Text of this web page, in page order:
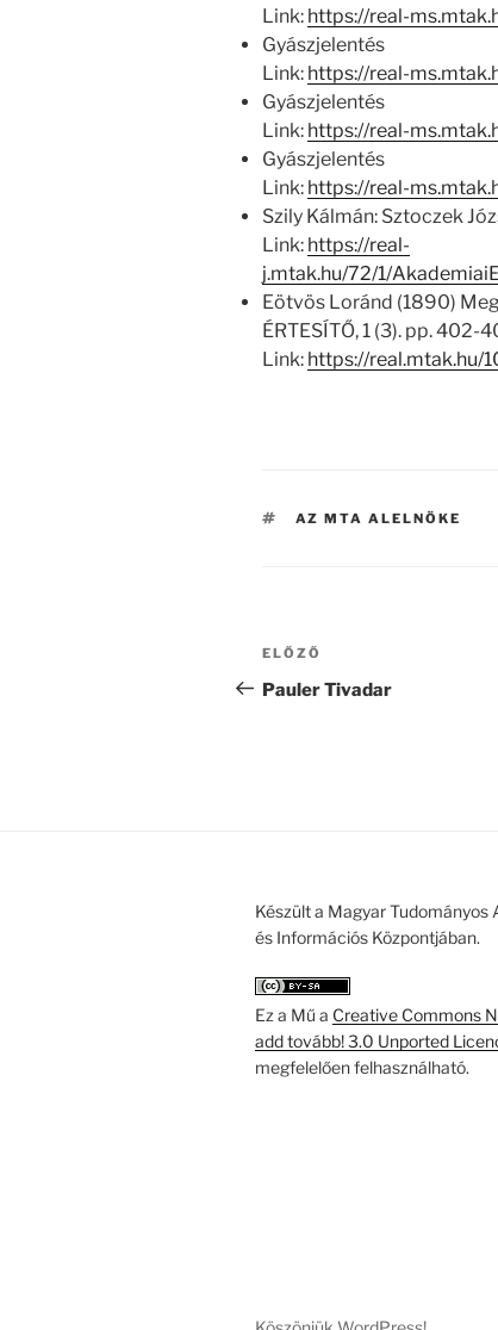
Link: https://real-
Gyászjelentés
Link: https://real-
Gyászjelentés
Link: https://real-
Gyászjelentés
Link: https://real-
Szily Kálmán: Sztoczek
Link: https://real-
j.mtak.hu/72/1/
Eötvös Loránd (1890)
ÉRTESÍTŐ, 1 (3). pp.
Link: https://real.mtak.hu/
CÍMKÉK
AZ MTA ALELNÖKE
Bejegyzés
navigáció
Korábbi
bejegyzés
ELŐZŐ
Pauler Tivadar
Készült a Magyar Tudományos
és Információs Központjában.
Ez a Mű a Creative Commons
add tovább! 3.0 Unported
megfelelően felhasználható.